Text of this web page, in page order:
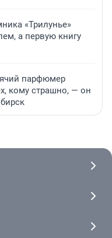
«Трилунье»
а первую книгу
парфюмер
кому страшно, — он